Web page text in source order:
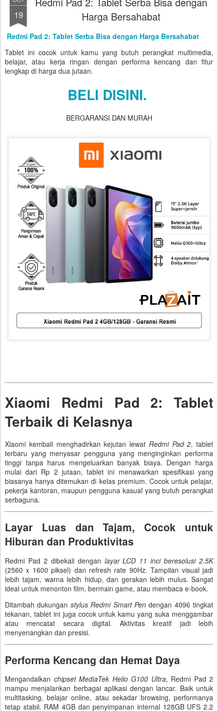
19
Harga Bersahabat
Redmi Pad 2: Tablet Serba Bisa dengan Harga Bersahabat
Tablet ini cocok untuk kamu yang butuh perangkat multimedia,
belajar, atau kerja ringan dengan performa kencang dan fitur
lengkap di harga dua jutaan.
BELI DISINI.
BERGARANSI DAN MURAH
Xiaomi Redmi Pad 2: Tablet
Terbaik di Kelasnya
Xiaomi kembali menghadirkan kejutan lewat Redmi Pad 2, tablet
terbaru yang menyasar pengguna yang menginginkan performa
tinggi tanpa harus mengeluarkan banyak biaya. Dengan harga
mulai dari Rp 2 jutaan, tablet ini menawarkan spesifikasi yang
biasanya hanya ditemukan di kelas premium. Cocok untuk pelajar,
pekerja kantoran, maupun pengguna kasual yang butuh perangkat
serbaguna.
Layar Luas dan Tajam, Cocok untuk
Hiburan dan Produktivitas
Redmi Pad 2 dibekali dengan layar LCD 11 inci beresolusi 2.5K
(2560 x 1600 piksel) dan refresh rate 90Hz. Tampilan visual jadi
lebih tajam, warna lebih hidup, dan gerakan lebih mulus. Sangat
ideal untuk menonton film, bermain game, atau membaca e-book.
Ditambah dukungan stylus Redmi Smart Pendengan 4096 tingkat
tekanan, tablet ini juga cocok untuk kamu yang suka menggambar
atau mencatat secara digital. Aktivitas kreatif jadi lebih
menyenangkan dan presisi.
Performa Kencang dan Hemat Daya
Mengandalkan chipset MediaTek Helio G100 Ultra, Redmi Pad 2
mampu menjalankan berbagai aplikasi dengan lancar. Baik untuk
multitasking, belajar online, atau sekadar browsing, performanya
tetap stabil. RAM 4GB dan penyimpanan internal 128GB UFS 2.2